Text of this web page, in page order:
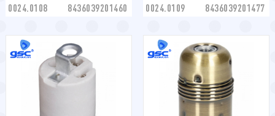
0024.0108 8436039201460 0024.0109 8436039201477